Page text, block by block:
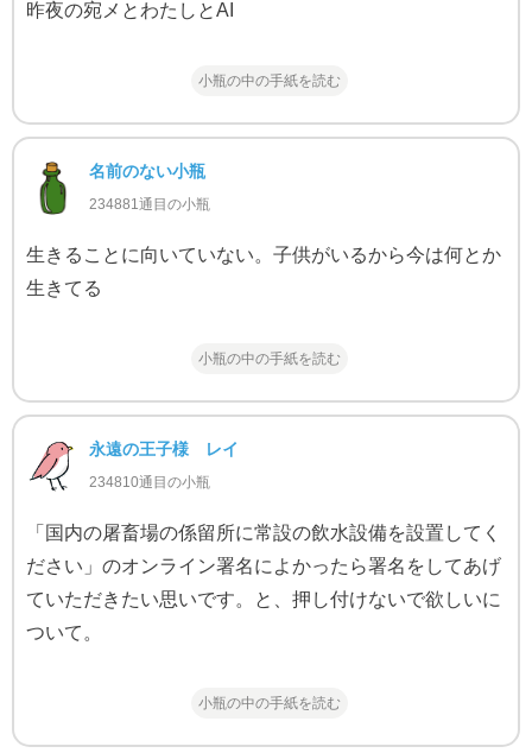
昨夜の宛メとわたしとAI
小瓶の中の手紙を読む
名前のない小瓶
234881通目の小瓶
生きることに向いていない。子供がいるから今は何とか
生きてる
小瓶の中の手紙を読む
永遠の王子様 レイ
234810通目の小瓶
「国内の屠畜場の係留所に常設の飲水設備を設置してく
ださい」のオンライン署名によかったら署名をしてあげ
ていただきたい思いです。と、押し付けないで欲しいに
ついて。
小瓶の中の手紙を読む